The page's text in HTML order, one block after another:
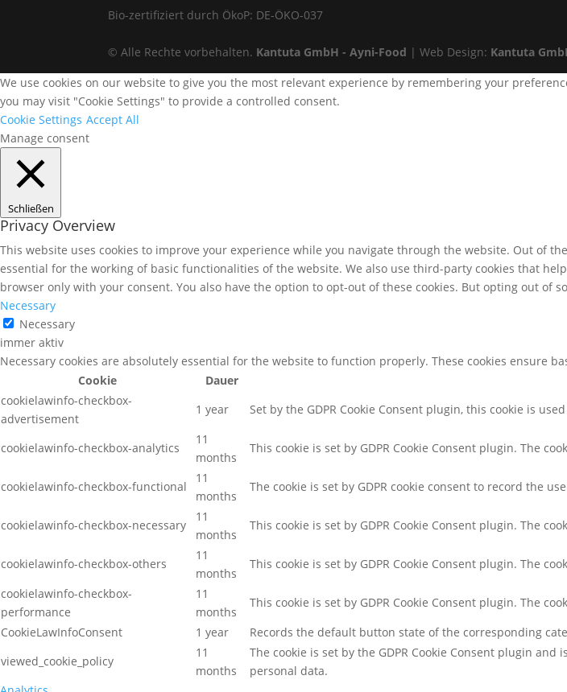
Bio-zertifiziert durch ÖkoP: DE-ÖKO-037
© Alle Rechte vorbehalten. Kantuta GmbH - Ayni-Food | Web Design: Kantuta
We use cookies on our website to give you the most relevant experience by remembering your
you may visit "Cookie Settings" to provide a controlled consent.
Cookie Settings Accept All
Manage consent
Schließen
Privacy Overview
This website uses cookies to improve your experience while you navigate through the website. Out of
essential for the working of basic functionalities of the website. We also use third-party cookies that
browser only with your consent. You also have the option to opt-out of these cookies. But opting out of
Necessary
Necessary
immer aktiv
Necessary cookies are absolutely essential for the website to function properly. These cookies ensure
Cookie
Dauer
cookielawinfo-checkbox-
advertisement
1 year Set by the GDPR Cookie Consent plugin, this cookie is
cookielawinfo-checkbox-analytics
11
months
This cookie is set by GDPR Cookie Consent plugin. The
cookielawinfo-checkbox-functional
11
months
The cookie is set by GDPR cookie consent to record the
cookielawinfo-checkbox-necessary
11
months
This cookie is set by GDPR Cookie Consent plugin. The
cookielawinfo-checkbox-others
11
months
This cookie is set by GDPR Cookie Consent plugin. The
cookielawinfo-checkbox-
performance
11
months
This cookie is set by GDPR Cookie Consent plugin. The
CookieLawInfoConsent
1 year
Records the default button state of the corresponding
viewed_cookie_policy
11
months
The cookie is set by the GDPR Cookie Consent plugin
personal data.